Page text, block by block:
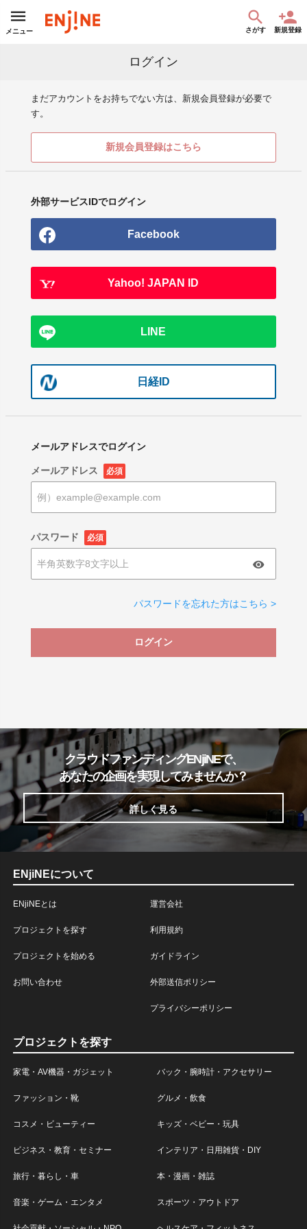
メニュー さがす 新規登録
ログイン
まだアカウントをお持ちでない方は、新規会員登録が必要で
す。
新規会員登録はこちら
外部サービスIDでログイン
Facebook
Yahoo! JAPAN ID
LINE
日経ID
メールアドレスでログイン
メールアドレス 必須
パスワード 必須
パスワードを忘れた方はこちら >
ログイン
クラウドファンディングENjiNEで、
あなたの企画を実現してみませんか？
詳しく見る
ENjiNEについて
ENjiNEとは
プロジェクトを探す
プロジェクトを始める
お問い合わせ
運営会社
利用規約
ガイドライン
外部送信ポリシー
プライバシーポリシー
プロジェクトを探す
家電・AV機器・ガジェット バック・腕時計・アクセサリー
ファッション・靴 グルメ・飲食
コスメ・ビューティー キッズ・ベビー・玩具
ビジネス・教育・セミナー インテリア・日用雑貨・DIY
旅行・暮らし・車 本・漫画・雑誌
音楽・ゲーム・エンタメ スポーツ・アウトドア